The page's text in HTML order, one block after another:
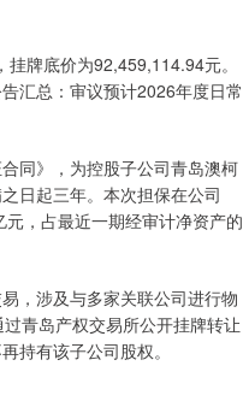
牌底价为92,459,114.94元。
汇总：审议预计2026年度日常
同》，为控股子公司青岛澳柯
日起三年。本次担保在公司
，占最近一期经审计净资产的
，涉及与多家关联公司进行物
青岛产权交易所公开挂牌转让
持有该子公司股权。